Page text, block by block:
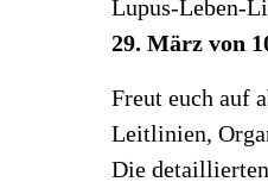
Lupus-Leben-
29. März von
Freut euch auf
Leitlinien,
Die